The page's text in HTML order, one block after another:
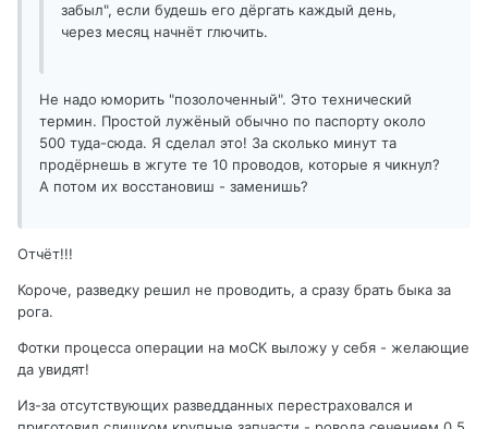
забыл", если будешь его дёргать каждый день,
через месяц начнёт глючить.
Не надо юморить "позолоченный". Это технический
термин. Простой лужёный обычно по паспорту около
500 туда-сюда. Я сделал это! За сколько минут та
продёрнешь в жгуте те 10 проводов, которые я чикнул?
А потом их восстановиш - заменишь?
Отчёт!!!
Короче, разведку решил не проводить, а сразу брать быка за
рога.
Фотки процесса операции на моСК выложу у себя - желающие
да увидят!
Из-за отсутствующих разведданных перестраховался и